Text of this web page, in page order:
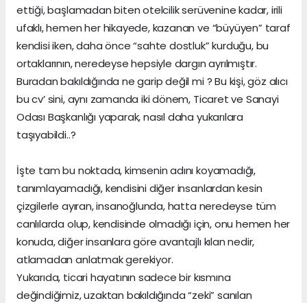
ettiği, başlamadan biten otelcilik serüvenine kadar, irili
ufaklı, hemen her hikayede, kazanan ve “büyüyen” taraf
kendisi iken, daha önce “sahte dostluk” kurduğu, bu
ortaklarının, neredeyse hepsiyle dargın ayrılmıştır.
Buradan bakıldığında ne garip değil mi ? Bu kişi, göz alıcı
bu cv’ sini, aynı zamanda iki dönem, Ticaret ve Sanayi
Odası Başkanlığı yaparak, nasıl daha yukarılara
taşıyabildi..?
İşte tam bu noktada, kimsenin adını koyamadığı,
tanımlayamadığı, kendisini diğer insanlardan kesin
çizgilerle ayıran, insanoğlunda, hatta neredeyse tüm
canlılarda olup, kendisinde olmadığı için, onu hemen her
konuda, diğer insanlara göre avantajlı kılan nedir,
atlamadan anlatmak gerekiyor.
Yukarıda, ticari hayatının sadece bir kısmına
değindiğimiz, uzaktan bakıldığında “zeki” sanılan